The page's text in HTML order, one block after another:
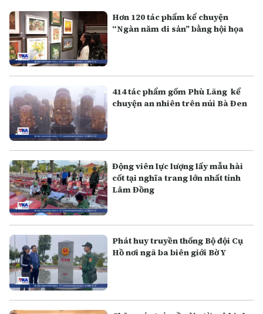
Hơn 120 tác phẩm kể chuyện
“Ngàn năm di sản” bằng hội họa
414 tác phẩm gốm Phù Lãng kể
chuyện an nhiên trên núi Bà Đen
Động viên lực lượng lấy mẫu hài
cốt tại nghĩa trang lớn nhất tỉnh
Lâm Đồng
Phát huy truyền thống Bộ đội Cụ
Hồ nơi ngã ba biên giới Bờ Y